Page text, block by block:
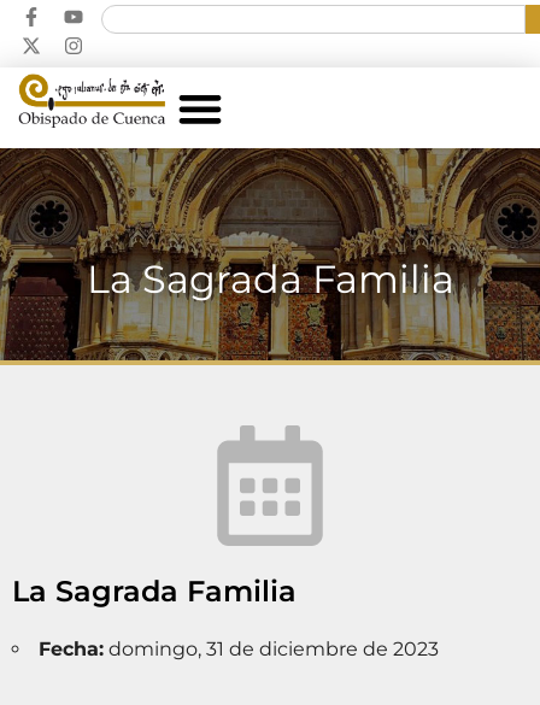
La Sagrada Familia
La Sagrada Familia
Fecha: domingo, 31 de diciembre de 2023